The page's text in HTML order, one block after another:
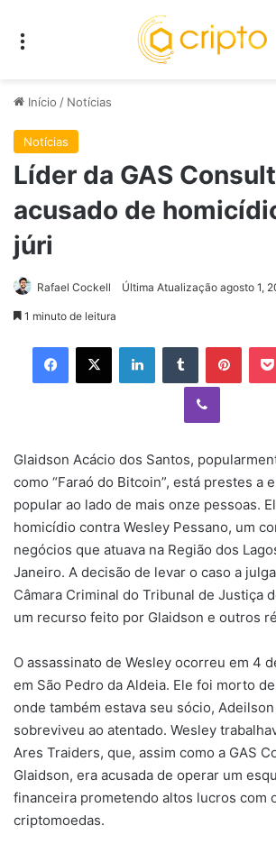
Início / Notícias
Notícias
Líder da GAS
acusado de
júri
Rafael Cockell Última Atualização agosto 1,
1 minuto de leitura
Facebook
X LinkedinTumblr
Viber
Glaidson Acácio dos Santos,
como “Faraó do Bitcoin”, está prestes a
popular ao lado de mais onze pessoas.
homicídio contra Wesley Pessano, um
negócios que atuava na Região dos
Janeiro. A decisão de levar o caso a
Câmara Criminal do Tribunal de Justiça
um recurso feito por Glaidson e outros
O assassinato de Wesley ocorreu em 4
em São Pedro da Aldeia. Ele foi morto
onde também estava seu sócio,
sobreviveu ao atentado. Wesley
Ares Traiders, que, assim como a GAS
Glaidson, era acusada de operar um
financeira prometendo altos lucros com
criptomoedas.